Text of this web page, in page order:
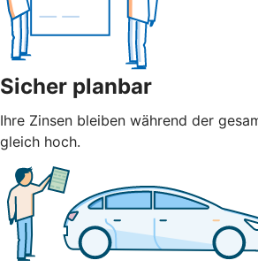
Sicher planbar
Ihre Zinsen bleiben während der
gleich hoch.